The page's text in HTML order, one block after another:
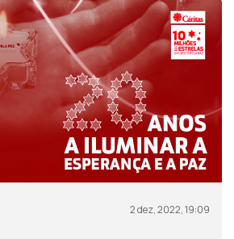
2 dez, 2022, 19:09